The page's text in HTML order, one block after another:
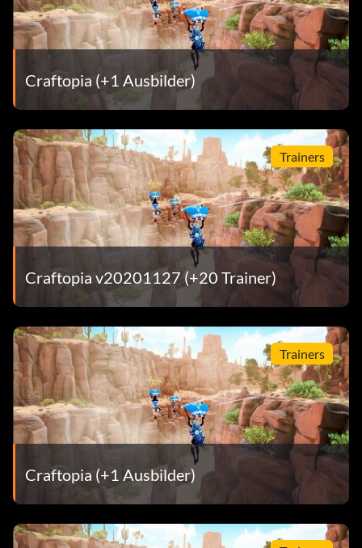
Craftopia (+1 Ausbilder)
Trainers
Craftopia v20201127 (+20 Trainer)
Trainers
Craftopia (+1 Ausbilder)